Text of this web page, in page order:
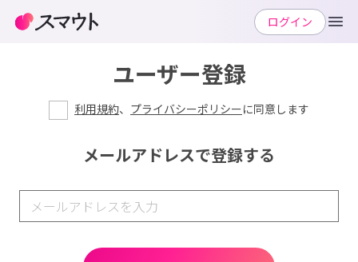
ユーザー登録
利用規約、 プライバシーポリシーに同意します
メールアドレスで登録する
ログイン